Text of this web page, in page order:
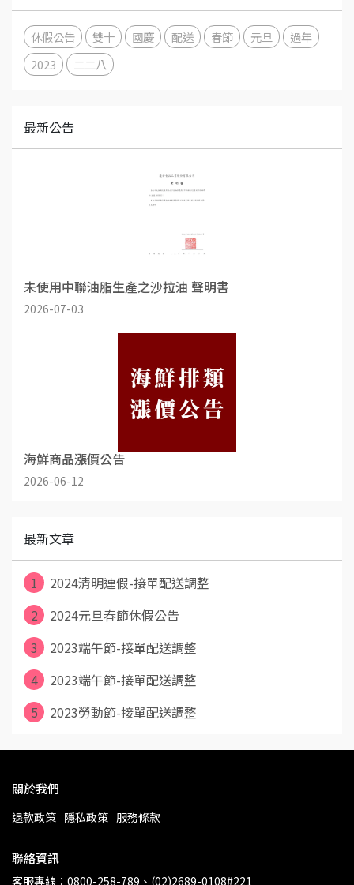
休假公告 雙十 國慶 配送 春節 元旦
過年
2023
二二八
最新公告
未使用中聯油脂生產之沙拉油 聲明書
2026-07-03
海鮮商品漲價公告
2026-06-12
最新文章
1
2024清明連假-接單配送調整
2
2024元旦春節休假公告
3
2023端午節-接單配送調整
4
2023端午節-接單配送調整
5
2023勞動節-接單配送調整
關於我們
退款政策 隱私政策 服務條款
聯絡資訊
客服專線：0800-258-789、(02)2689-0108#221